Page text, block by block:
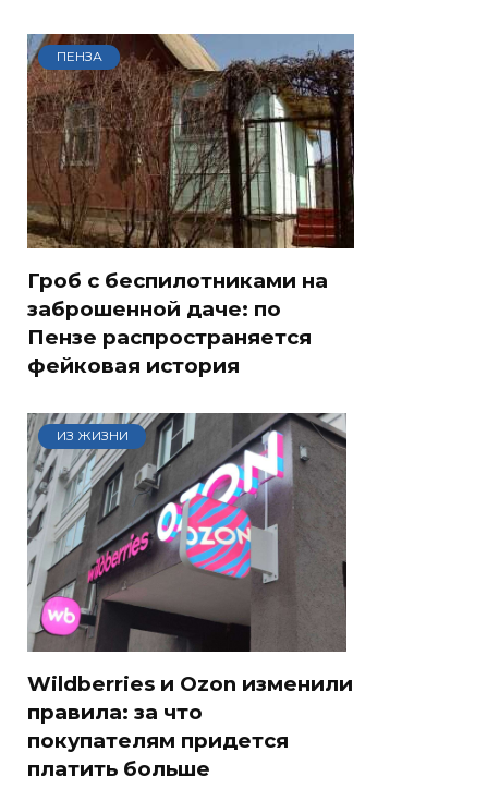
ПЕНЗА
Гроб с беспилотниками на
заброшенной даче: по
Пензе распространяется
фейковая история
ИЗ ЖИЗНИ
Wildberries и Ozon изменили
правила: за что
покупателям придется
платить больше